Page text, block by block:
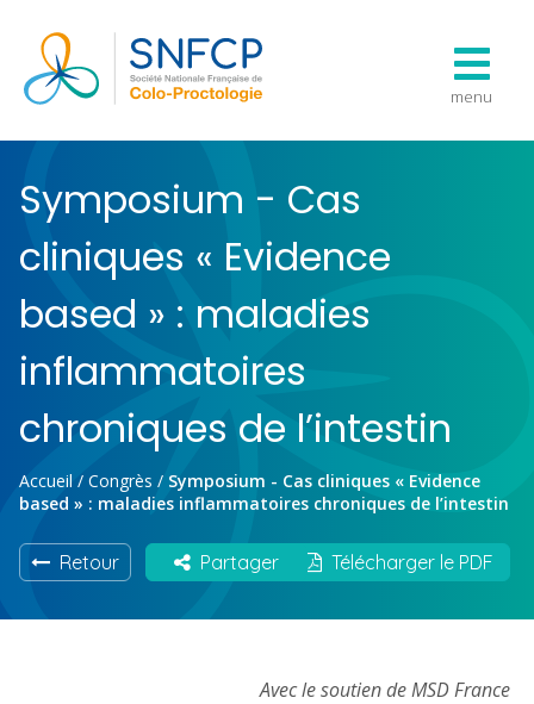
menu
Symposium - Cas
cliniques « Evidence
based » : maladies
inflammatoires
chroniques de l’intestin
Accueil / Congrès / Symposium - Cas cliniques « Evidence
based » : maladies inflammatoires chroniques de l’intestin
Retour Partager Télécharger le PDF
Avec le soutien de MSD France